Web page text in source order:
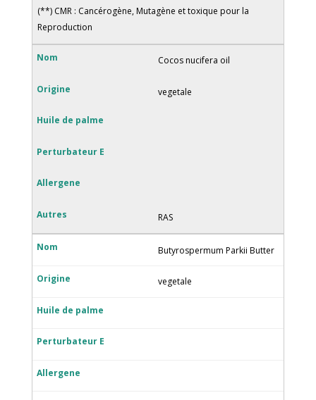
(**) CMR : Cancérogène, Mutagène et toxique pour la
Reproduction
Cocos nucifera oil
vegetale
RAS
Butyrospermum Parkii Butter
vegetale